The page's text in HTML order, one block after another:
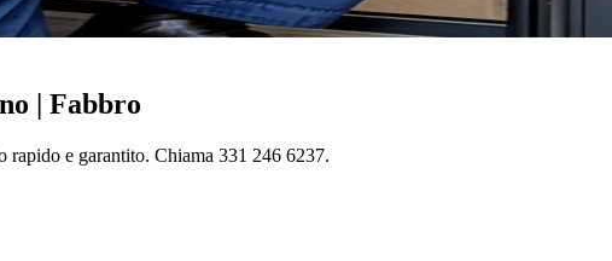
| Fabbro
rapido e garantito. Chiama 331 246 6237.